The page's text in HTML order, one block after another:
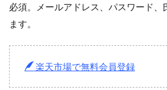
必須。メールアドレス、パスワード、
ます。
楽天市場で無料会員登録